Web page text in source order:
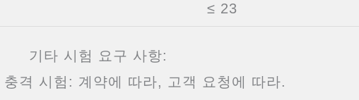
≤ 23
기타 시험 요구 사항:
충격 시험: 계약에 따라, 고객 요청에 따라.